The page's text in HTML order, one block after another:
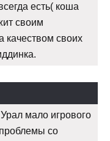
есть( коша
своим
качеством своих
мало игрового
со